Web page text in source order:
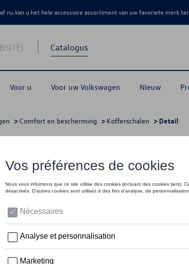
nu kan u het hele accessoire assortiment van uw favoriete merk
Catalogus
Voor u Voor uw Volkswagen Nieuw
> Comfort en bescherming > Kofferschalen > Detail
met basis